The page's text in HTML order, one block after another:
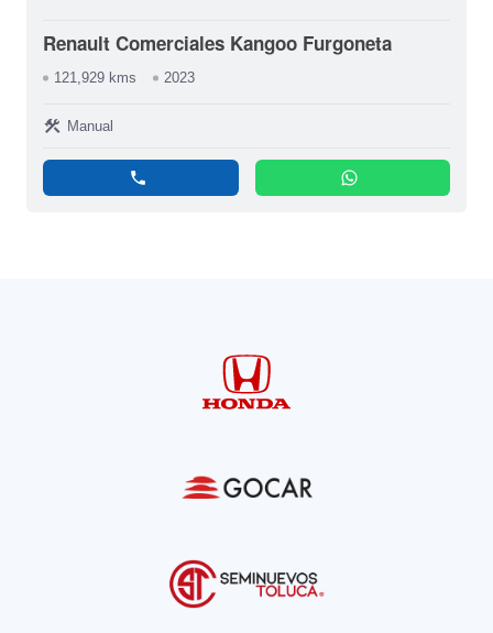
Renault Comerciales Kangoo Furgoneta
121,929 kms 2023
construction Manual
phone whatsapp